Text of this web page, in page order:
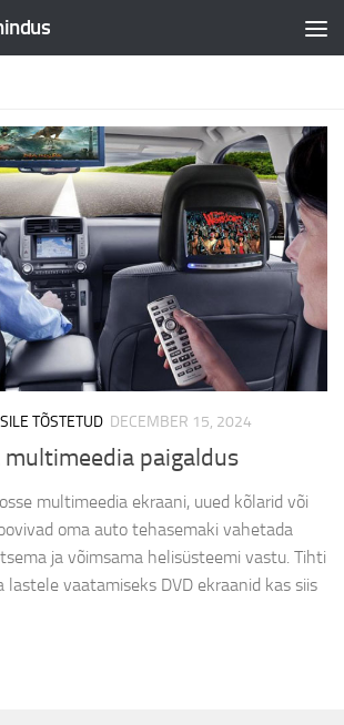
TÕSTETUD DECEMBER 15, 2024
paigaldus
multimeedia ekraani, uued kõlarid või
oma auto tehasemaki vahetada
ja võimsama helisüsteemi vastu. Tihti
lastele vaatamiseks DVD ekraanid kas siis